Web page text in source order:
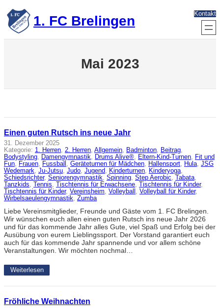
Zum
Inhalt
springen 1. FC Brelingen Kontakt
Mai 2023
Einen guten Rutsch ins neue Jahr
31. Dezember 2025
Kategorie: 1. Herren, 2. Herren, Allgemein, Badminton, Beitrag
Bodystyling, Damengymnastik, Drums Alive®, Eltern-Kind-Turnen, Fit und
Fun, Frauen, Fussball , Geräteturnen für Mädchen, Hallensport, Hula, JSG
Wedemark, Ju-Jutsu, Judo, Jugend, Kinderturnen, Kinderyoga
Schiedsrichter, Seniorengymnastik, Spinning, Step Aerobic, Tabata
Tanzkids, Tennis, Tischtennis für Erwachsene, Tischtennis für Kinder
Tischtennis für Kinder, Vereinsheim, Volleyball , Volleyball für Kinder
Wirbelsaeulengymnastik, Zumba
Liebe Vereinsmitglieder, Freunde und Gäste vom 1. FC Brelingen.
Wir wünschen euch allen einen guten Rutsch ins neue Jahr 2026
und für das kommende Jahr alles Gute, viel Spaß und Erfolg bei der
Ausübung von eurem Lieblingssport. Der Vorstand garantiert euch
auch für das kommende Jahr spannende und vor allem schöne
Veranstaltungen. Wir möchten nochmal…
Weiterlesen
Fröhliche Weihnachten